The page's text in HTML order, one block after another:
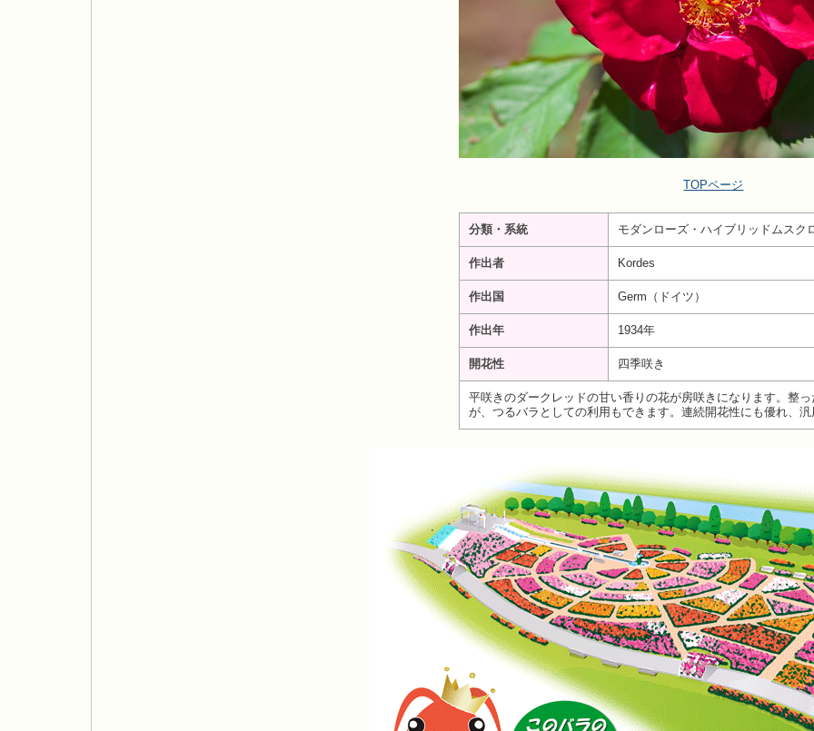
TOPページ
分類・系統 モダンローズ・ハイブリッドムスク
作出者 Kordes
作出国 Germ（ドイツ）
作出年 1934年
開花性 四季咲き
平咲きのダークレッドの甘い香りの花が房咲きになります。整
が、つるバラとしての利用もできます。連続開花性にも優れ、